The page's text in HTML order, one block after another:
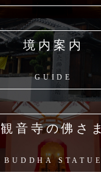
境内案内
GUIDE
観音寺の佛さま
BUDDHA STATUE